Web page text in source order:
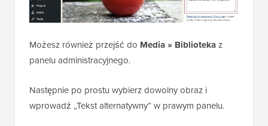
Możesz również przejść do Media » Bibliotekaz
panelu administracyjnego.
Następnie po prostu wybierz dowolny obraz i
wprowadź „Tekst alternatywny” w prawym panelu.